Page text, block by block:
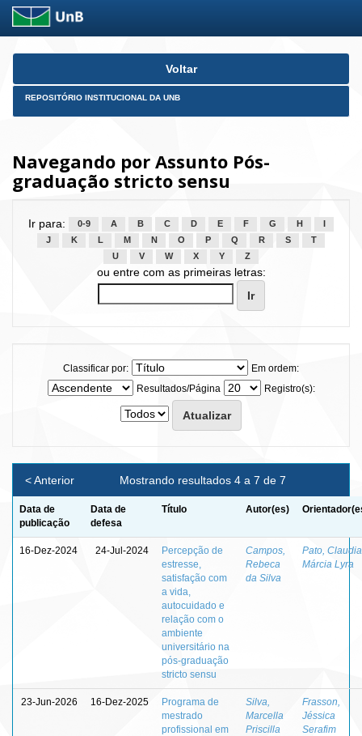
Skip
Voltar
REPOSITÓRIO INSTITUCIONAL DA UNB
Navegando por Assunto Pós-
graduação stricto sensu
Ir para: 0-9 A B C D E F G H
J
K L M N O P Q R S
T
U
V W X Y Z
ou entre com as primeiras letras:
Classificar por:
Em ordem:
Resultados/Página
Registro(s):
Mostrando resultados 4 a 7 de 7
< Anterior
Data de
publicação
Data de
defesa
Título Autor(es)
16-Dez-2024 24-Jul-2024
Percepção de
estresse,
satisfação com
a vida,
autocuidado e
relação com o
ambiente
universitário na
pós-graduação
stricto sensu
Campos,
Rebeca
da Silva
Pato, Claudia
Márcia Lyra
23-Jun-2026 16-Dez-2025
Programa de
mestrado
profissional em
Silva,
Marcella
Priscilla
Frasson,
Jéssica
Serafim